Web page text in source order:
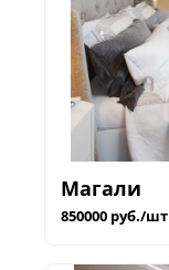
Магали
850000 руб./шт